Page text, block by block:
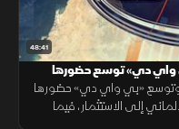
48:41
واي دي» توسع حضورها
وتوسع «بي واي دي» حضورها
إلى الاستثمار، فيما